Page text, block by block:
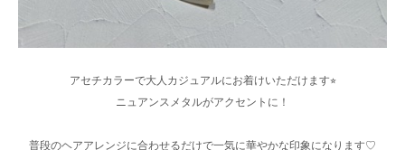
アセチカラーで大人カジュアルにお着けいただけます⭐︎
ニュアンスメタルがアクセントに！
普段のヘアアレンジに合わせるだけで一気に華やかな印象になります♡